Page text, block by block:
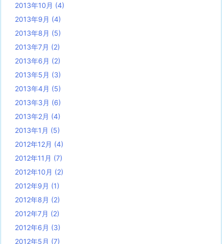
2013年10月 (4)
2013年9月 (4)
2013年8月 (5)
2013年7月 (2)
2013年6月 (2)
2013年5月 (3)
2013年4月 (5)
2013年3月 (6)
2013年2月 (4)
2013年1月 (5)
2012年12月 (4)
2012年11月 (7)
2012年10月 (2)
2012年9月 (1)
2012年8月 (2)
2012年7月 (2)
2012年6月 (3)
2012年5月 (7)